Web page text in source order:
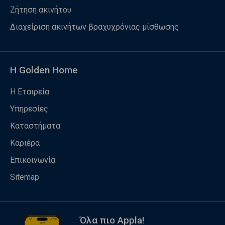
Ζήτηση ακινήτου
Διαχείριση ακινήτων βραχυχρόνιας μίσθωσης
Η Golden Home
Η Εταιρεία
Υπηρεσίες
Καταστήματα
Καριέρα
Επικοινωνία
Sitemap
Όλα πιο Appla!